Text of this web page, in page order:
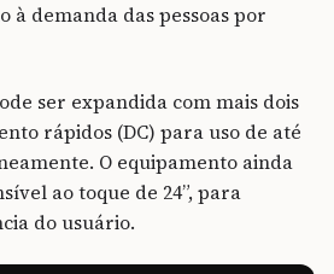
à demanda das pessoas por
ser expandida com mais dois
rápidos (DC) para uso de até
O equipamento ainda
ao toque de 24”, para
do usuário.